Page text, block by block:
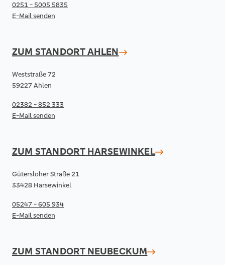
0251 - 5005 5835
E-Mail senden
ZUM STANDORTAHLEN
Weststraße 72
59227 Ahlen
02382 - 852 333
E-Mail senden
ZUM STANDORT HARSEWINKEL
Gütersloher Straße 21
33428 Harsewinkel
05247 - 605 934
E-Mail senden
ZUM STANDORT NEUBECKUM